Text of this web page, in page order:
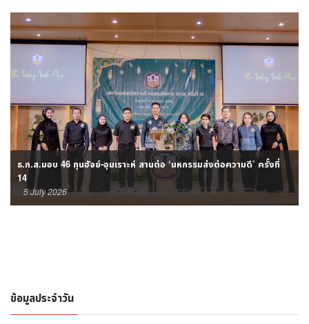
ธ.ก.ส.มอบ 46 ทุนฮัจย์-อุมเราะห์ สานต่อ ‘มหกรรมส่งต่อความดี’ ครั้งที่
14
5 July 2026
ข้อมูลประจำวัน